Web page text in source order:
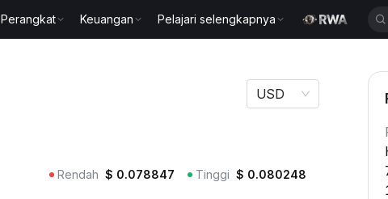
Perangkat Keuangan Pelajari selengkapnya
USD
Rendah $ 0.078847 Tinggi $ 0.080248